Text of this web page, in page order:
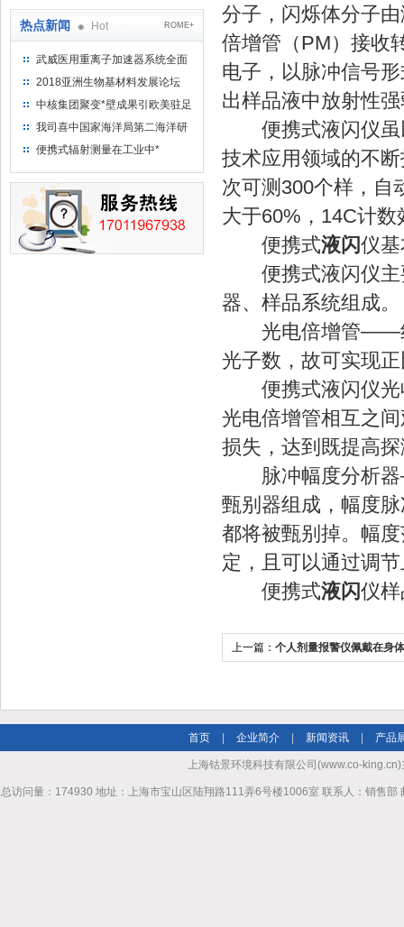
热点新闻 Hot ROME+
武威医用重离子加速器系统全面
完成检测报告 临床试验正式启动
2018亚洲生物基材料发展论坛
中核集团聚变*壁成果引欧美驻足
“人造太阳”指日可待
我司喜中国家海洋局第二海洋研
究所采购低本底液体闪烁计数器
便携式辐射测量在工业中*
分子，闪烁体分子
倍增管（PM）接收
电子，以脉冲信号
出样品液中放射性
便携式液闪仪虽
技术应用领域的不
次可测300个样，自
大于60%，14C计
便携式液闪仪
便携式液闪仪主
器、样品系统组成。
光电倍增管——线
光子数，故可实现
便携式液闪仪光
光电倍增管相互之
损失，达到既提高
脉冲幅度分析器
甄别器组成，幅度
都将被甄别掉。幅
定，且可以通过调
便携式液闪仪
上一篇： 个人剂量报警仪佩戴在身
首页 企业简介 新闻资讯 产品
上海钴景环境科技有限公司(www.co-king.cn)
总访问量：174930 地址：上海市宝山区陆翔路111弄6号楼1006室 联系人：销售